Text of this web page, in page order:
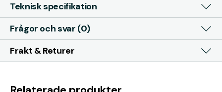
Teknisk specifikation
Frågor och svar (0)
Frakt & Returer